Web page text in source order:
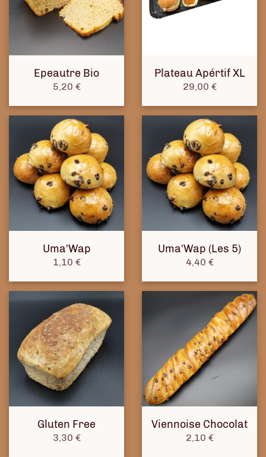
Epeautre Bio
Prix
5,20 €
Plateau Apértif XL
Prix
29,00 €
Uma'Wap
Prix
1,10 €
Uma'Wap (Les 5)
Prix
4,40 €
Gluten Free
Prix
3,30 €
Viennoise Chocolat
Prix
2,10 €